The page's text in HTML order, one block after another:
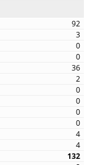
92
3
0
0
36
2
0
0
0
0
4
4
132